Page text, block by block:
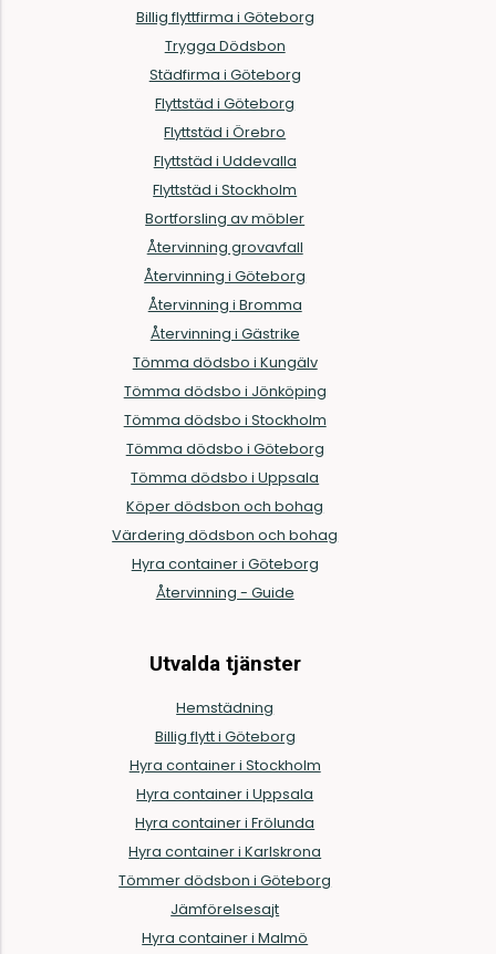
Billig flyttfirma i Göteborg
Trygga Dödsbon
Städfirma i Göteborg
Flyttstäd i Göteborg
Flyttstäd i Örebro
Flyttstäd i Uddevalla
Flyttstäd i Stockholm
Bortforsling av möbler
Återvinning grovavfall
Återvinning i Göteborg
Återvinning i Bromma
Återvinning i Gästrike
Tömma dödsbo i Kungälv
Tömma dödsbo i Jönköping
Tömma dödsbo i Stockholm
Tömma dödsbo i Göteborg
Tömma dödsbo i Uppsala
Köper dödsbon och bohag
Värdering dödsbon och bohag
Hyra container i Göteborg
Återvinning - Guide
Utvalda tjänster
Hemstädning
Billig flytt i Göteborg
Hyra container i Stockholm
Hyra container i Uppsala
Hyra container i Frölunda
Hyra container i Karlskrona
Tömmer dödsbon i Göteborg
Jämförelsesajt
Hyra container i Malmö